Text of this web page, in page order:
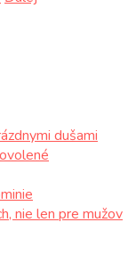
dušami
nie len pre mužov